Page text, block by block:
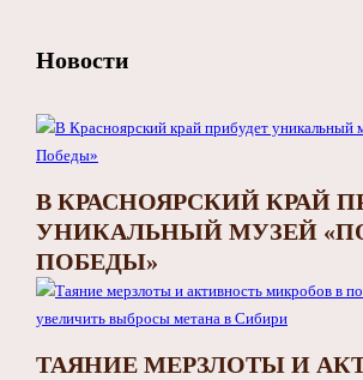
Новости
В КРАСНОЯРСКИЙ КРАЙ
УНИКАЛЬНЫЙ МУЗЕЙ
ПОБЕДЫ»
ТАЯНИЕ МЕРЗЛОТЫ И